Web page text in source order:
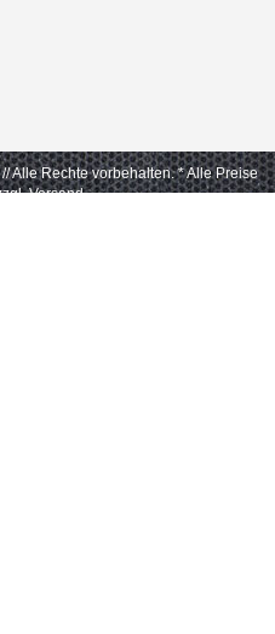
Alle Rechte vorbehalten. * Alle Preise
Versand.